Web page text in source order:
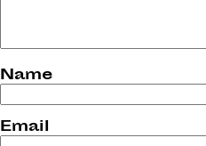
Name
Email